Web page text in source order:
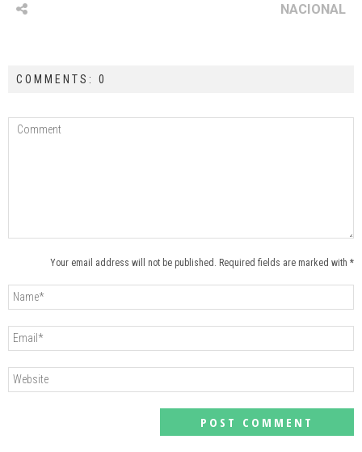
NACIONAL
COMMENTS: 0
Your email address will not be published. Required fields are marked with *